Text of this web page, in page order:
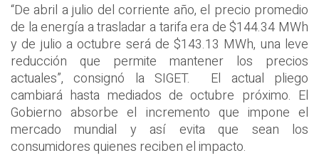
“De abril a julio del corriente año, el precio promedio
de la energía a trasladar a tarifa era de $144.34 MWh
y de julio a octubre será de $143.13 MWh, una leve
reducción que permite mantener los precios
actuales”, consignó la SIGET. El actual pliego
cambiará hasta mediados de octubre próximo. El
Gobierno absorbe el incremento que impone el
mercado mundial y así evita que sean los
consumidores quienes reciben el impacto.